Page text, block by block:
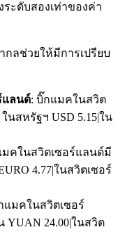
ะดับสองเท่าของค่า
ลช่วยให้มีการเปรียบ
แลนด์: บิ๊กแมคในสวิต
นสหรัฐฯ USD 5.15|ใน
มคในสวิตเซอร์แลนด์มี
4.77|ในสวิตเซอร์
แมคในสวิตเซอร์
YUAN 24.00|ในสวิต